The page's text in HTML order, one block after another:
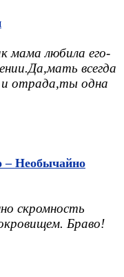
мама любила его-
всегда
и отрада,ты одна
– Необычайно
скромность
Браво!